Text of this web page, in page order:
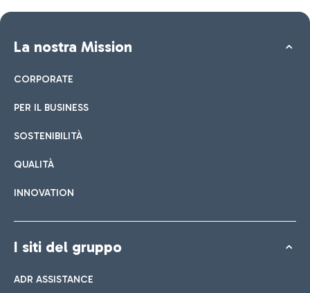
La nostra Mission
CORPORATE
PER IL BUSINESS
SOSTENIBILITÀ
QUALITÀ
INNOVATION
I siti del gruppo
ADR ASSISTANCE